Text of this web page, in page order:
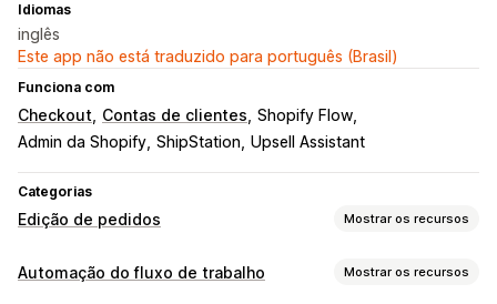
Idiomas
inglês
Este app não está traduzido para português (Brasil)
Funciona com
Checkout Contas de clientes Shopify Flow
Admin da Shopify ShipStation Upsell Assistant
Categorias
Edição de pedidos Mostrar os recursos
Atualizações de pedidos
Automação do fluxo de trabalho Mostrar os recursos